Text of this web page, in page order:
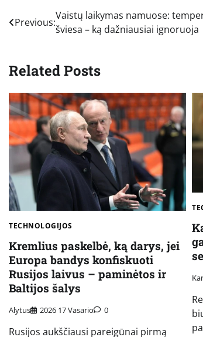
Navigacija
įrašų
Previous:
Vaistų laikymas namuose:
šviesa – ką dažniausiai ignoruoja
Related Posts
TECHNOLOGIJOS
Kremlius paskelbė, ką darys, jei
Europa bandys konfiskuoti
Rusijos laivus – paminėtos ir
Baltijos šalys
Alytus 2026 17 Vasario 0
Rusijos aukščiausi pareigūnai pirmą